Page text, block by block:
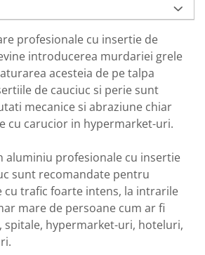
profesionale cu insertie de
introducerea murdariei grele
acesteia de pe talpa
de cauciuc si perie sunt
mecanice si abraziune chiar
cu carucior in hypermarket-uri.
aluminiu profesionale cu insertie
sunt recomandate pentru
cu trafic foarte intens, la intrarile
mare de persoane cum ar fi
spitale, hypermarket-uri, hoteluri,